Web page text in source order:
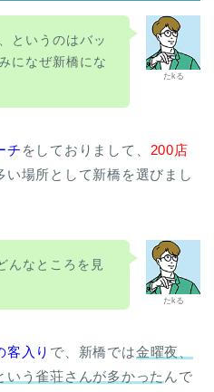
たkる
というのはバッ
になぜ新橋にな
チ をしておりまして、 200店
い場所として新橋を選びまし
たkる
んなところを見
客入り で、新橋では金曜夜、
う雀荘さんが多かった んで